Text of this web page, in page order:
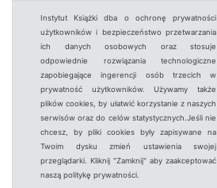
Instytut Książki dba o ochronę prywatności
użytkowników i bezpieczeństwo przetwarzania
ich danych osobowych oraz stosuje
odpowiednie rozwiązania technologiczne
zapobiegające ingerencji osób trzecich w
prywatność użytkowników. Używamy także
plików cookies, by ułatwić korzystanie z naszych
serwisów oraz do celów statystycznych.Jeśli nie
chcesz, by pliki cookies były zapisywane na
Twoim dysku zmień ustawienia swojej
przeglądarki. Kliknij "Zamknij" aby zaakceptować
naszą politykę prywatności.